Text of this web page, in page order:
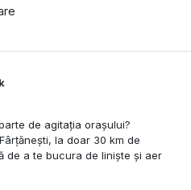
de agitația orașului?
la doar 30 km de
de a te bucura de liniște și aer